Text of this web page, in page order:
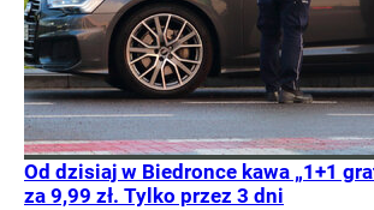
Od dzisiaj w Biedronce kawa „1+1
za 9,99 zł. Tylko przez 3 dni